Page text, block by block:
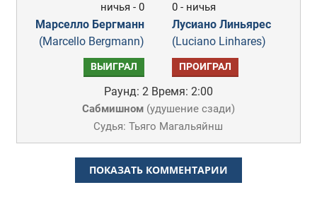
ничья - 0
Марселло Бергманн
(Marcello Bergmann)
0 - ничья
Лусиано Линьярес
(Luciano Linhares)
ВЫИГРАЛ ПРОИГРАЛ
Раунд: 2 Время: 2:00
Сабмишном(удушение сзади)
Судья: Тьяго Магальяйнш
ПОКАЗАТЬ КОММЕНТАРИИ